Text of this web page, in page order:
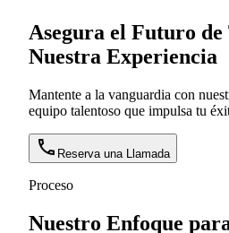
Asegura el Futuro de
Nuestra Experiencia
Mantente a la vanguardia con
equipo talentoso que impulsa tu
Reserva una Llamada
Proceso
Nuestro Enfoque